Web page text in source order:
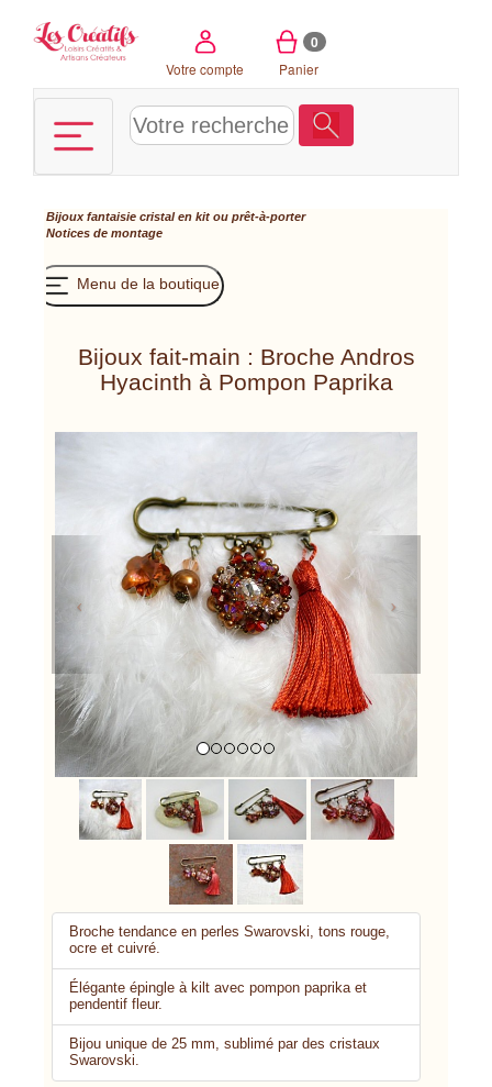
Votre compte
0
Panier
Bijoux fantaisie cristal en kit ou prêt-à-porter
Notices de montage
Menu de la boutique
Bijoux fait-main : Broche Andros
Hyacinth à Pompon Paprika
Previous
Broche tendance en perles Swarovski, tons rouge,
ocre et cuivré.
Élégante épingle à kilt avec pompon paprika et
pendentif fleur.
Bijou unique de 25 mm, sublimé par des cristaux
Swarovski.